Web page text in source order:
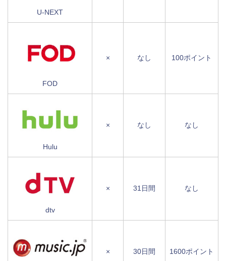
U-NEXT
FOD
× なし 100ポイント
Hulu
× なし なし
dtv
× 31日間 なし
× 30日間 1600ポイント